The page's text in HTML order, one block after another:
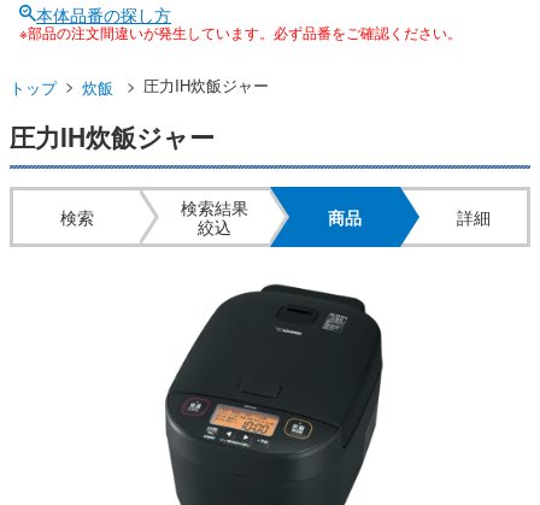
本体品番の探し方
※部品の注文間違いが発生しています。必ず品番をご確認ください。
トップ 炊飯 圧力IH炊飯ジャー
圧力IH炊飯ジャー
検索
検索結果
絞込
商品 詳細